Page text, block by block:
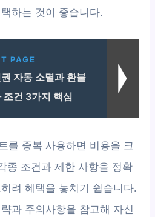
하는 것이 좋습니다.
PAGE
자동 소멸과 환불
조건 3가지 핵심
를 중복 사용하면 비용을 크
종 조건과 제한 사항을 정확
려 혜택을 놓치기 쉽습니다.
과 주의사항을 참고해 자신